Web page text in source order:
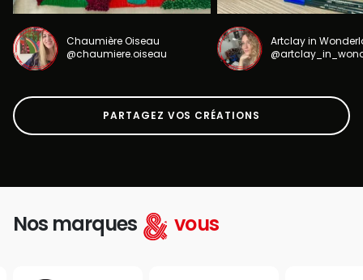
Chaumière Oiseau
@chaumiere.oiseau
Artclay in
PARTAGEZ VOS CRÉATIONS
Nos marques vous